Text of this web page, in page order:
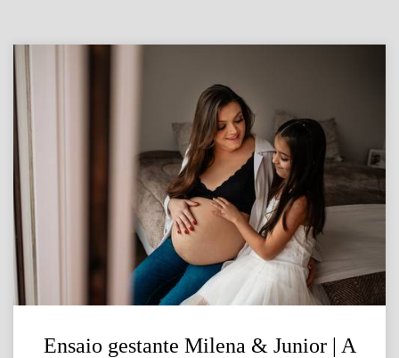
Ensaio gestante Milena & Junior | A